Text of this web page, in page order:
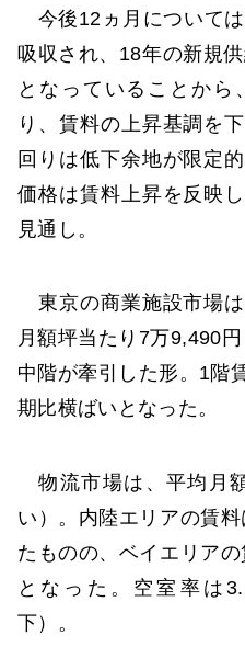
今後12ヵ月について
吸収され、18年の新規
となっていることから
り、賃料の上昇基調を
回りは低下余地が限定
価格は賃料上昇を反映
見通し。
東京の商業施設市場
月額坪当たり7万9,490
中階が牽引した形。1階
期比横ばいとなった。
物流市場は、平均月
い）。内陸エリアの賃
たものの、ベイエリア
となった。空室率は
下）。